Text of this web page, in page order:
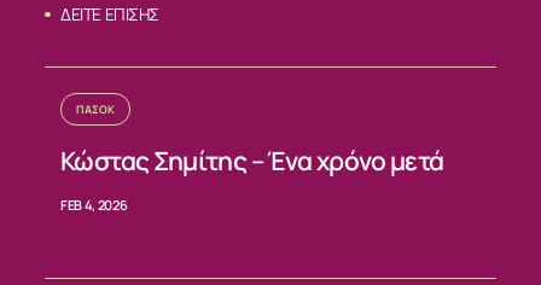
ΣΧΕΤΙΚΑ
ΝΕΑ
ΕΠΙΚΟΙΝΩΝΙΑ
ΔΕΙΤΕ ΕΠΙΣΗΣ
ΠΑΣΟΚ
Κώστας Σημίτης – Ένα χρόνο μετά
FEB 4, 2026